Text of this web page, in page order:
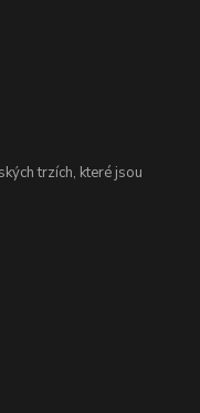
trzích, které jsou